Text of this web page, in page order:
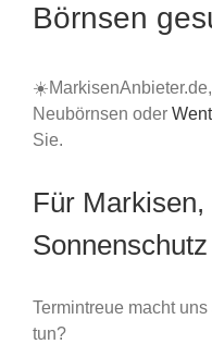
Börnsen
Neubörnsen oder
Sie.
Für
Termintreue macht
tun?